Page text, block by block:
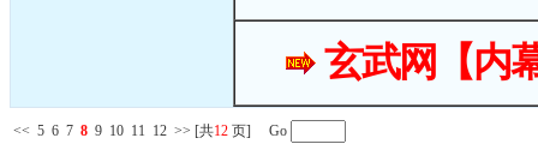
玄武网【内
<< 5 6 7 8 9 10 11 12 >> [共12 页] Go